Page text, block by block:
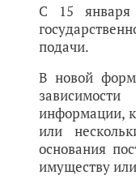
С 15
подачи.
В новой
информации,
или
основания
имуществу